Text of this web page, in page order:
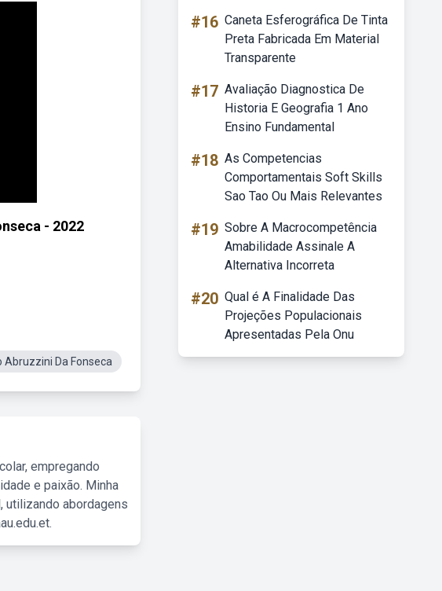
- 2022
Abruzzini Da Fonseca
empregando
e paixão. Minha
utilizando abordagens
#16 Caneta Esferográfica De Tinta
Preta Fabricada Em Material
Transparente
#17 Avaliação Diagnostica De
Historia E Geografia 1 Ano
Ensino Fundamental
#18 As Competencias
Comportamentais Soft Skills
Sao Tao Ou Mais Relevantes
#19 Sobre A Macrocompetência
Amabilidade Assinale A
Alternativa Incorreta
#20 Qual é A Finalidade Das
Projeções Populacionais
Apresentadas Pela Onu